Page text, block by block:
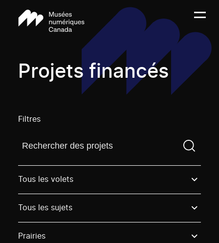
Projets financés
Filtres
Trouvez un projetVous devez saisir un terme de
Tous les volets
Tous les sujets
Prairies